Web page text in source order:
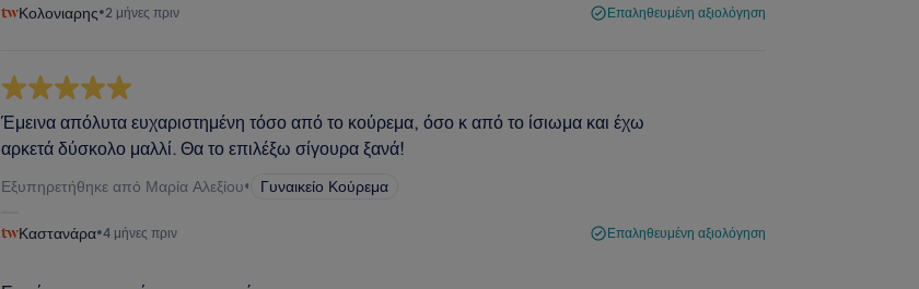
Κολονιαρης•2 μήνες πριν Επαληθευμένη αξιολόγηση
Έμεινα απόλυτα ευχαριστημένη τόσο από το κούρεμα, όσο κ από το ίσιωμα και έχω
αρκετά δύσκολο μαλλί. Θα το επιλέξω σίγουρα ξανά!
Εξυπηρετήθηκε από Μαρία Αλεξίου• Γυναικείο Κούρεμα
Καστανάρα•4 μήνες πριν Επαληθευμένη αξιολόγηση